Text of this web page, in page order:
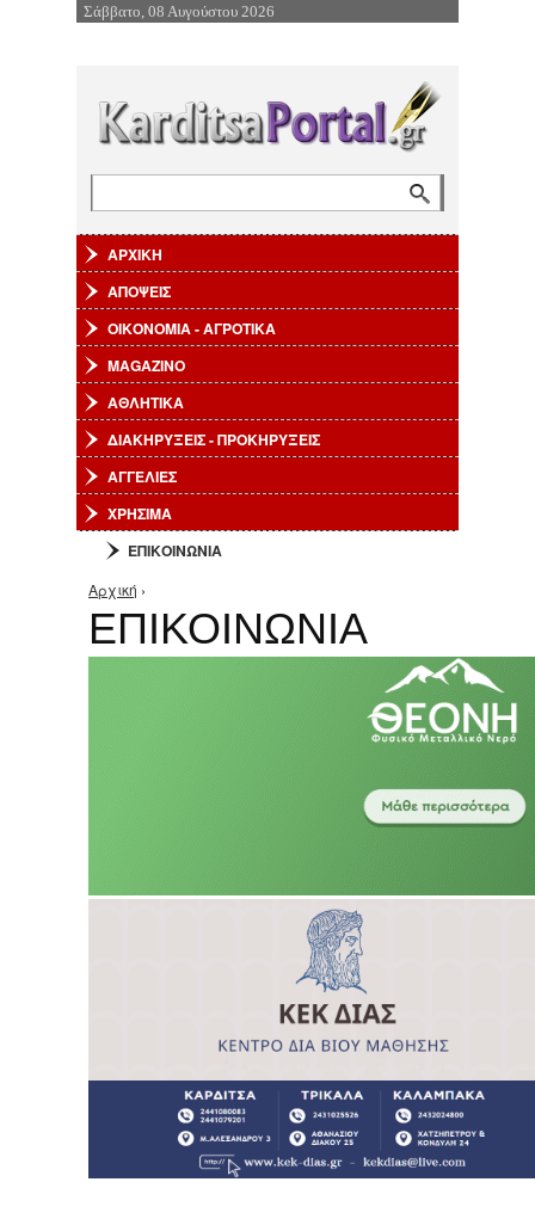
Επιστροφή στην Πλοήγηση
Σάββατο, 08 Αυγούστου 2026
ΑΡΧΙΚΗ
ΑΠΟΨΕΙΣ
ΟΙΚΟΝΟΜΙΑ - ΑΓΡΟΤΙΚΑ
MAGAZINO
ΑΘΛΗΤΙΚΑ
ΔΙΑΚΗΡΥΞΕΙΣ - ΠΡΟΚΗΡΥΞΕΙΣ
ΑΓΓΕΛΙΕΣ
ΧΡΗΣΙΜΑ
ΕΠΙΚΟΙΝΩΝΙΑ
Είστε εδώ
Αρχική ›
ΕΠΙΚΟΙΝΩΝΙΑ